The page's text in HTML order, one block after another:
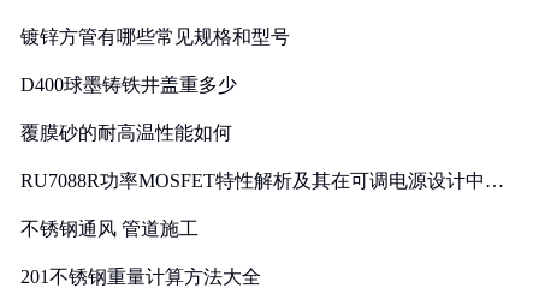
镀锌方管有哪些常见规格和型号
D400球墨铸铁井盖重多少
覆膜砂的耐高温性能如何
RU7088R功率MOSFET特性解析及其在可调电源设计中的
不锈钢通风 管道施工
201不锈钢重量计算方法大全